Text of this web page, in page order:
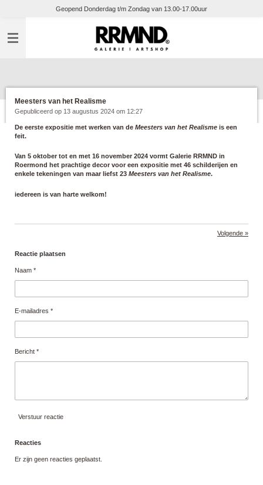
naar
de
Geopend Donderdag t/m Zondag van 13.00-17.00uur
Meesters van het Realisme
Gepubliceerd op 13 augustus 2024 om 12:27
De eerste expositie met werken van de Meesters van het Realisme is een
feit.
Van 5 oktober tot en met 16 november 2024 vormt Galerie RRMND in
Roermond het prachtige decor voor een expositie met 46 schilderijen en
enkele tekeningen van maar liefst 23 Meesters van het Realisme.
iedereen is van harte welkom!
Volgende »
Reactie plaatsen
Naam *
E-mailadres *
Bericht *
Verstuur reactie
Reacties
Er zijn geen reacties geplaatst.